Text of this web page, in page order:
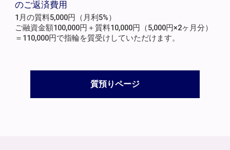
のご返済費用
1月の質料5,000円（月利5%）
ご融資金額100,000円＋質料10,000円（5,000円×2ヶ月分）
＝110,000円で指輪を質受けしていただけます。
質預りページ